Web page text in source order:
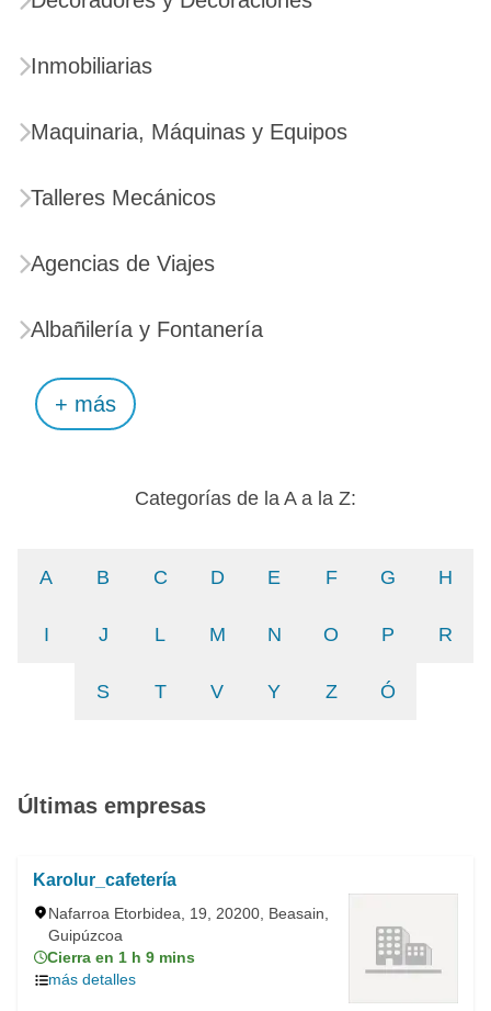
Inmobiliarias
Maquinaria, Máquinas y Equipos
Talleres Mecánicos
Agencias de Viajes
Albañilería y Fontanería
+ más
Categorías de la A a la Z:
A B C D E F G H
I J L M N O P R
S T V Y Z Ó
Últimas empresas
Karolur_cafetería
Nafarroa Etorbidea, 19, 20200, Beasain,
Guipúzcoa
Cierra en 1 h 9 mins
más detalles